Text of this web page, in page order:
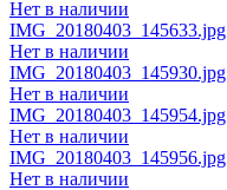
Нет в наличии
IMG_20180403_145633.jpg
Нет в наличии
IMG_20180403_145930.jpg
Нет в наличии
IMG_20180403_145954.jpg
Нет в наличии
IMG_20180403_145956.jpg
Нет в наличии